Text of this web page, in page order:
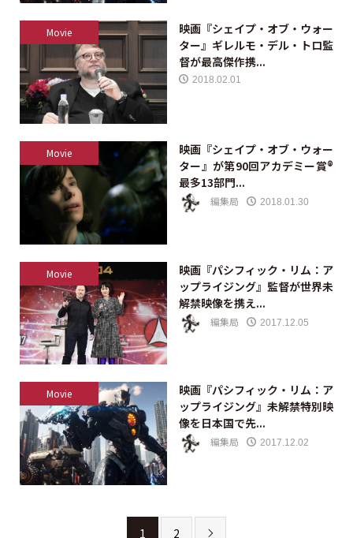
Movie
映画『シェイプ・オブ・ウォー
ター』ギレルモ・デル・トロ監
督が最高傑作携...
2018.02.01
Movie
映画『シェイプ・オブ・ウォー
ター』が第90回アカデミー賞®
最多13部門...
編集局 2018.01.30
Movie
映画『パシフィック・リム：ア
ップライジング』監督が世界未
解禁映像を携え...
編集局 2017.12.05
Movie
映画『パシフィック・リム：ア
ップライジング』未解禁特別映
像を日本国で先...
編集局 2017.12.02
1 2 